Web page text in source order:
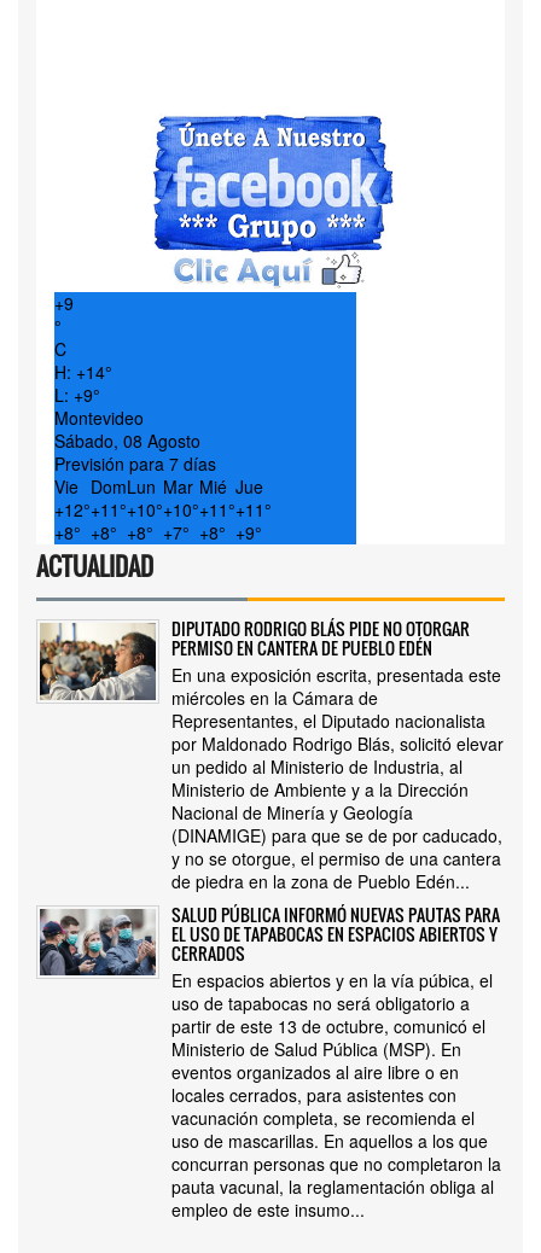
+9
°
C
H: +14°
L: +9°
Montevideo
Sábado, 08 Agosto
Previsión para 7 días
Vie DomLun Mar Mié Jue
+12°+11°+10°+10°+11°+11°
+8° +8° +8° +7° +8° +9°
ACTUALIDAD
DIPUTADO RODRIGO BLÁS PIDE NO OTORGAR
PERMISO EN CANTERA DE PUEBLO EDÉN
En una exposición escrita, presentada este
miércoles en la Cámara de
Representantes, el Diputado nacionalista
por Maldonado Rodrigo Blás, solicitó elevar
un pedido al Ministerio de Industria, al
Ministerio de Ambiente y a la Dirección
Nacional de Minería y Geología
(DINAMIGE) para que se de por caducado,
y no se otorgue, el permiso de una cantera
de piedra en la zona de Pueblo Edén...
SALUD PÚBLICA INFORMÓ NUEVAS PAUTAS PARA
EL USO DE TAPABOCAS EN ESPACIOS ABIERTOS Y
CERRADOS
En espacios abiertos y en la vía púbica, el
uso de tapabocas no será obligatorio a
partir de este 13 de octubre, comunicó el
Ministerio de Salud Pública (MSP). En
eventos organizados al aire libre o en
locales cerrados, para asistentes con
vacunación completa, se recomienda el
uso de mascarillas. En aquellos a los que
concurran personas que no completaron la
pauta vacunal, la reglamentación obliga al
empleo de este insumo...